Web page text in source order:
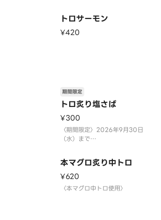
ロいわし・サーモンイクラ軍艦・
ネギトロ軍艦】
〈本マグロ中トロ使用〉
トロサーモン
¥420
トロ炙り塩さば
期間限定
¥300
〈期間限定〉2026年9月30日
（水）まで
はご容赦ください。
本マグロ炙り中トロ
¥620
〈本マグロ中トロ使用〉